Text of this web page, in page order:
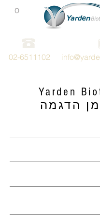
02-6511102
0
Yarden
הדגמה